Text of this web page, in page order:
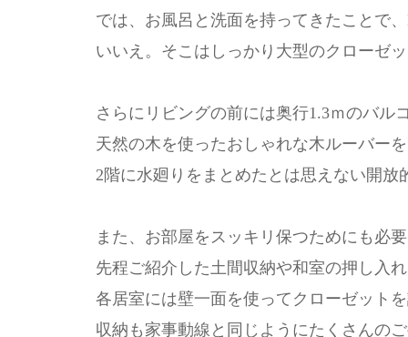
では、お風呂と洗面を持ってきたことで
いいえ。そこはしっかり大型のクローゼ
さらにリビングの前には奥行1.3ｍのバル
天然の木を使ったおしゃれな木ルーバー
2階に水廻りをまとめたとは思えない開放
また、お部屋をスッキリ保つためにも必
先程ご紹介した土間収納や和室の押し入
各居室には壁一面を使ってクローゼット
収納も家事動線と同じようにたくさんの